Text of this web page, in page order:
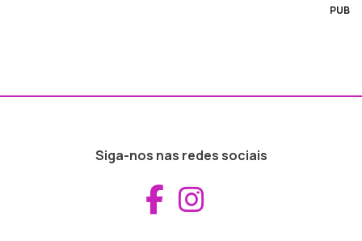
PUB
Siga-nos nas redes sociais
Aceder ao